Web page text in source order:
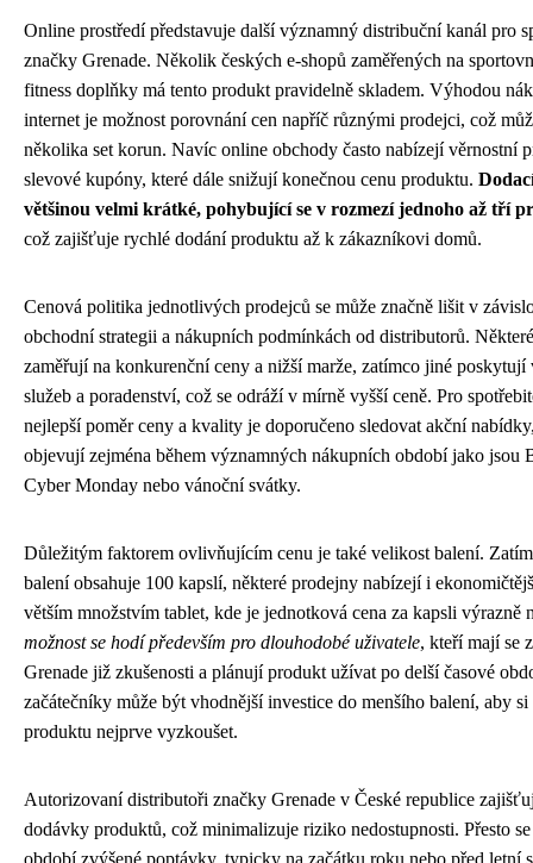
Online prostředí představuje další významný distribuční kanál pro
značky Grenade. Několik českých e-shopů zaměřených na
fitness doplňky má tento produkt pravidelně skladem. Výhodou
internet je možnost porovnání cen napříč různými prodejci, což
několika set korun. Navíc online obchody často nabízejí věrnostní
slevové kupóny, které dále snižují konečnou cenu produktu.
většinou velmi krátké, pohybující se v rozmezí jednoho až tří
což zajišťuje rychlé dodání produktu až k zákazníkovi domů.
Cenová politika jednotlivých prodejců se může značně lišit v
obchodní strategii a nákupních podmínkách od distributorů.
zaměřují na konkurenční ceny a nižší marže, zatímco jiné poskytují
služeb a poradenství, což se odráží v mírně vyšší ceně. Pro
nejlepší poměr ceny a kvality je doporučeno sledovat akční
objevují zejména během významných nákupních období jako jsou
Cyber Monday nebo vánoční svátky.
Důležitým faktorem ovlivňujícím cenu je také velikost balení.
balení obsahuje 100 kapslí, některé prodejny nabízejí i
větším množstvím tablet, kde je jednotková cena za kapsli výrazně
možnost se hodí především pro dlouhodobé uživatele, kteří mají se
Grenade již zkušenosti a plánují produkt užívat po delší časové
začátečníky může být vhodnější investice do menšího balení, aby
produktu nejprve vyzkoušet.
Autorizovaní distributoři značky Grenade v České republice
dodávky produktů, což minimalizuje riziko nedostupnosti. Přesto